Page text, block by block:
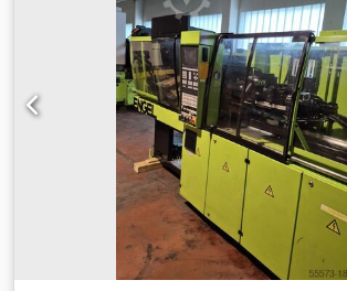
08/2026 , üzemanyagtípus:
abroncs méret:16x5, gumiabroncs
meghajtás állapota:90 százalék,
sárga
, Eladásra kínálunk bérbeadási
méter munkamagasságú rendszeresen
emelőgépet. A folyamatos és rendszeres
karbantartásoknak köszönhetően a gép
állapotban van. A gép vételára tartalmazza
nevére elkészített friss vizsgálati
az akkumulátorok állapotáról is pontos
A gép pontos és részletes specifikációját
weboldalunkon. Dcsdozp Hibspfx Acwsk